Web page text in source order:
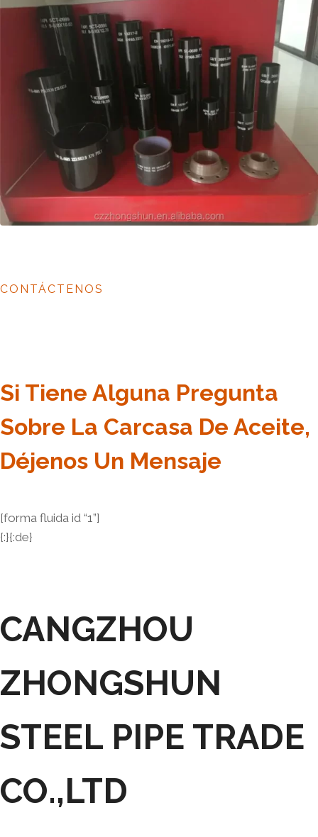
CONTÁCTENOS
Si Tiene Alguna Pregunta
Sobre La Carcasa De Aceite,
Déjenos Un Mensaje
[forma fluida id “1”]
{:}{:de}
CANGZHOU
ZHONGSHUN
STEEL PIPE TRADE
CO.,LTD